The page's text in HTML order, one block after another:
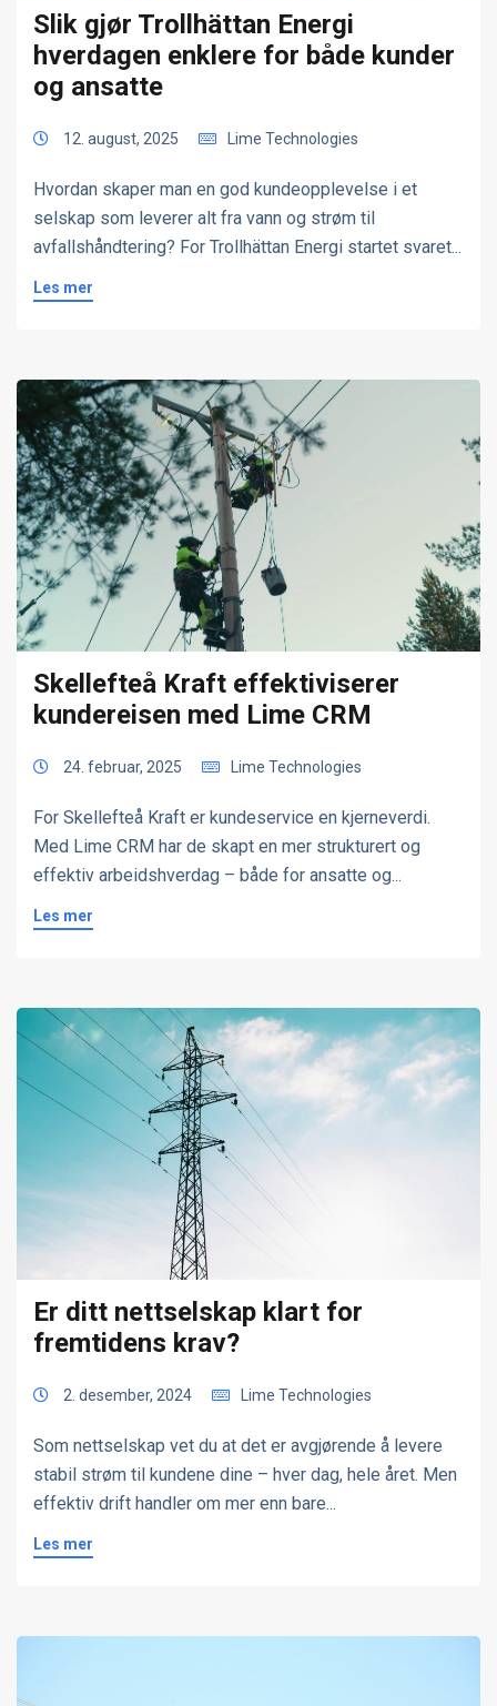
Slik gjør Trollhättan Energi
hverdagen enklere for både kunder
og ansatte
12. august, 2025 Lime Technologies
Hvordan skaper man en god kundeopplevelse i et
selskap som leverer alt fra vann og strøm til
avfallshåndtering? For Trollhättan Energi startet svaret...
Les mer
Skellefteå Kraft effektiviserer
kundereisen med Lime CRM
24. februar, 2025 Lime Technologies
For Skellefteå Kraft er kundeservice en kjerneverdi.
Med Lime CRM har de skapt en mer strukturert og
effektiv arbeidshverdag – både for ansatte og...
Les mer
Er ditt nettselskap klart for
fremtidens krav?
2. desember, 2024 Lime Technologies
Som nettselskap vet du at det er avgjørende å levere
stabil strøm til kundene dine – hver dag, hele året. Men
effektiv drift handler om mer enn bare...
Les mer